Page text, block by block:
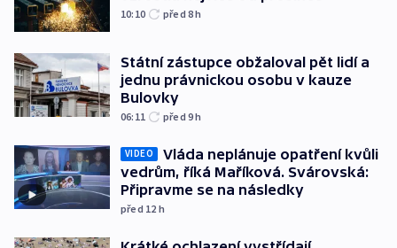
10:10 před 8h
Státní zástupce obžaloval pět lidí a
jednu právnickou osobu v kauze
Bulovky
06:11 před 9h
VIDEO
Vláda neplánuje opatření kvůli
vedrům, říká Maříková. Svárovská:
Připravme se na následky
před 12 h